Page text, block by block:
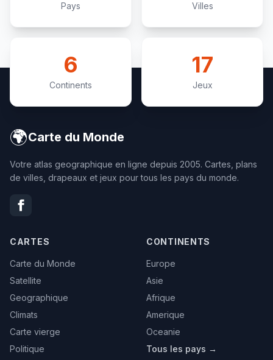
Pays Villes
6
Continents
17
Jeux
🌍Carte du Monde
Votre atlas geographique en ligne depuis 2005. Cartes, plans
de villes, drapeaux et jeux pour tous les pays du monde.
CARTES
Carte du Monde
Satellite
Geographique
Climats
Carte vierge
Politique
CONTINENTS
Europe
Asie
Afrique
Amerique
Oceanie
Tous les pays →